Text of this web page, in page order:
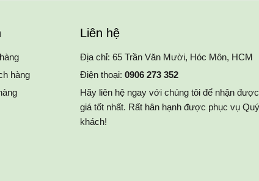
hàng
Liên hệ
Địa chỉ: 65 Trần Văn Mười, Hóc Môn, HCM
Điện thoại: 0906 273 352
Hãy liên hệ ngay với chúng tôi để nhận được
giá tốt nhất. Rất hân hạnh được phục vụ Quý
khách!